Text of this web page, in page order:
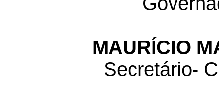
MAURÍCIO
Secretário-